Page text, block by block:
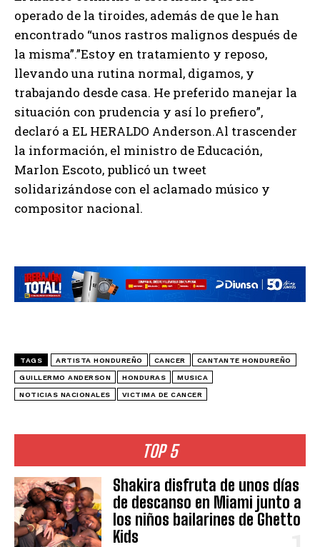
TOP 5
Shakira disfruta de unos días
de descanso en Miami junto a
los niños bailarines de Ghetto
Kids
operado de la tiroides, además de que le han
encontrado “unos rastros malignos después de
la misma”.”Estoy en tratamiento y reposo,
llevando una rutina normal, digamos, y
trabajando desde casa. He preferido manejar la
situación con prudencia y así lo prefiero”,
declaró a EL HERALDO Anderson.Al trascender
la información, el ministro de Educación,
Marlon Escoto, publicó un tweet
solidarizándose con el aclamado músico y
compositor nacional.
TAGS ARTISTA HONDUREÑO CANCER CANTANTE HONDUREÑO
GUILLERMO ANDERSON HONDURAS MUSICA
NOTICIAS NACIONALES VICTIMA DE CANCER